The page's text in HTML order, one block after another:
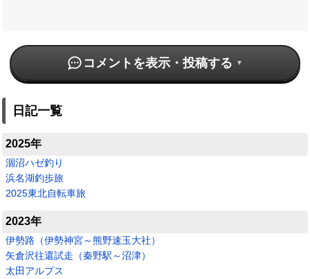
コメントを表示・投稿する
日記一覧
2025年
涸沼ハゼ釣り
浜名湖釣歩旅
2025東北自転車旅
2023年
伊勢路（伊勢神宮～熊野速玉大社）
矢倉沢往還試走（秦野駅～沼津）
太田アルプス